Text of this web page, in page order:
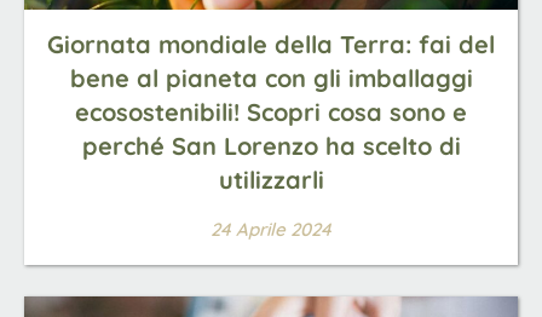
Giornata mondiale della Terra: fai del
bene al pianeta con gli imballaggi
ecosostenibili! Scopri cosa sono e
perché San Lorenzo ha scelto di
utilizzarli
24 Aprile 2024